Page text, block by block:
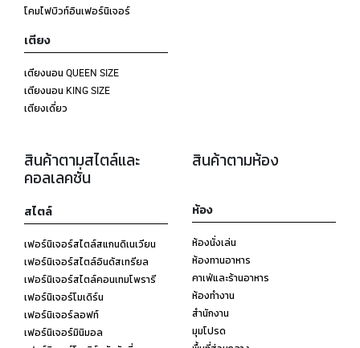
โคมไฟบิวท์อินเฟอร์นิเจอร์
เตียง
เตียงนอน QUEEN SIZE
เตียงนอน KING SIZE
เตียงเดี่ยว
สินค้าตามสไตล์และ
คอลเลคชั่น
สไตล์
เฟอร์นิเจอร์สไตล์สแกนดิเนเวียน
เฟอร์นิเจอร์สไตล์อินดัสเทรียล
เฟอร์นิเจอร์สไตล์คอนเทมโพรารี
เฟอร์นิเจอร์โมเดิร์น
เฟอร์นิเจอร์ลอฟท์
เฟอร์นิเจอร์มินิมอล
สินค้าตามห้อง
ห้อง
ห้องนั่งเล่น
ห้องทานอาหาร
คาเฟ่และร้านอาหาร
ห้องทำงาน
สำนักงาน
มุมโปรด